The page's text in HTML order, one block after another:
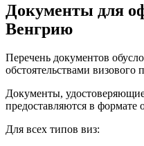
Документы для
Венгрию
Перечень документов
обстоятельствами визового
Документы,
предоставляются в формате
Для всех типов виз: